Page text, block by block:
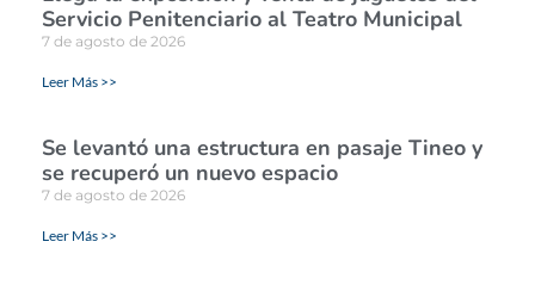
Servicio Penitenciario al Teatro Municipal
7 de agosto de 2026
Leer Más >>
Se levantó una estructura en pasaje Tineo y
se recuperó un nuevo espacio
7 de agosto de 2026
Leer Más >>